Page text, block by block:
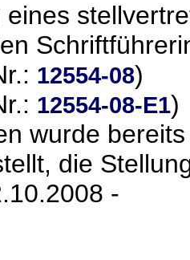
eines
12554-08)
12554-08-E1)
wurde
die
-